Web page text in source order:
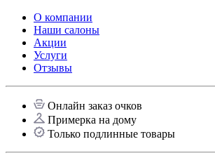
О компании
Наши салоны
Акции
Услуги
Отзывы
Онлайн заказ очков
Примерка на дому
Только подлинные товары